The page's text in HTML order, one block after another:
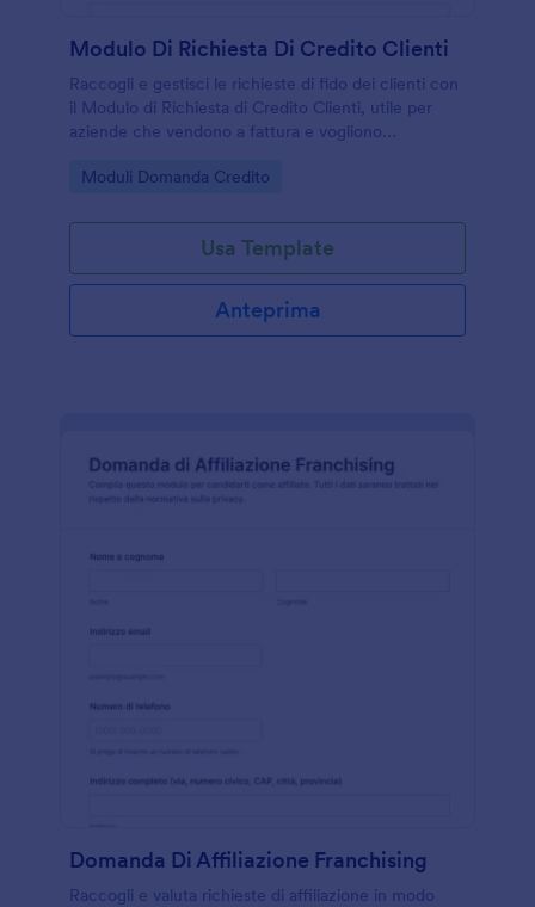
Modulo Di Richiesta Di Credito Clienti
Raccogli e gestisci le richieste di fido dei clienti con
il Modulo di Richiesta di Credito Clienti, utile per
aziende che vendono a fattura e vogliono
con Jotform.
Go to Category:
Moduli Domanda Credito
Usa Template
Anteprima
Domanda Di Affiliazione Franchising
Raccogli e valuta richieste di affiliazione in modo